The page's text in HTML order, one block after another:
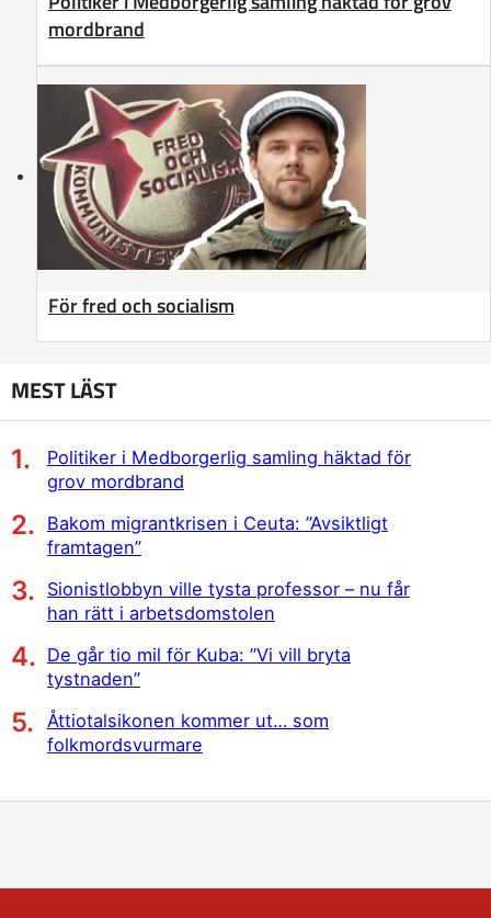
mordbrand
För fred och socialism
MEST LÄST
Politiker i Medborgerlig samling häktad för
grov mordbrand
Bakom migrantkrisen i Ceuta: ”Avsiktligt
framtagen”
Sionistlobbyn ville tysta professor – nu får
han rätt i arbetsdomstolen
De går tio mil för Kuba: ”Vi vill bryta
tystnaden”
Åttiotalsikonen kommer ut… som
folkmordsvurmare